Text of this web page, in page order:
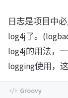
日志是项目中
log4j了。
log4j的用法，
logging使用，